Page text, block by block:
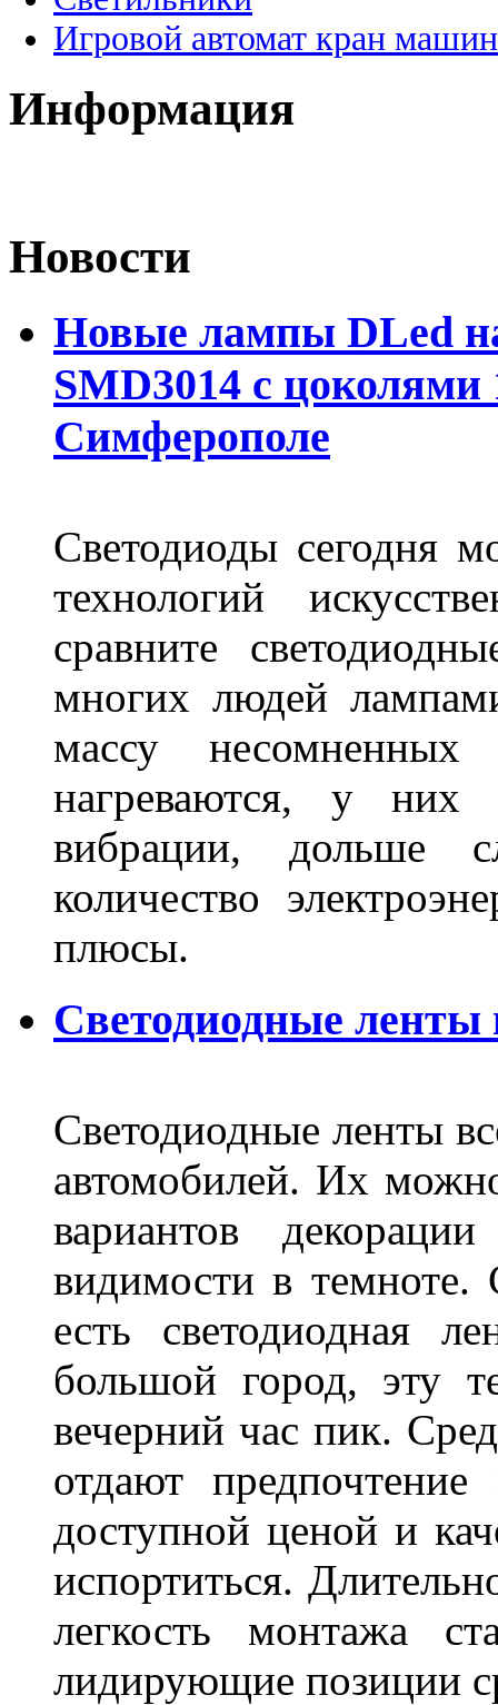
Игровой автомат кран
Информация
Новости
Новые лампы DLed
SMD3014 с цоколями
Симферополе
Светодиоды сегодня
технологий
сравните
многих людей
массу
нагреваются, у них
вибрации, дольше
количество
плюсы.
Светодиодные
Светодиодные ленты
автомобилей. Их
вариантов
видимости в темноте.
есть светодиодная
большой город, эту
вечерний час пик.
отдают
доступной ценой и
испортиться.
легкость монтажа
лидирующие